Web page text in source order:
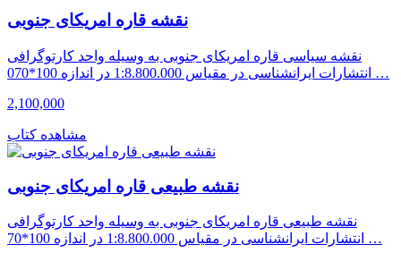
نقشه قاره امریکای جنوبی
نقشه سیاسی قاره امریکای جنوبی به وسیله واحد کارتوگرافی
انتشارات ایرانشناسی در مقیاس 1:8.800.000 در اندازه 100*070 …
2,100,000
مشاهده کتاب
نقشه طبیعی قاره امریکای جنوبی
نقشه طبیعی قاره امریکای جنوبی به وسیله واحد کارتوگرافی
انتشارات ایرانشناسی در مقیاس 1:8.800.000 در اندازه 100*70 …